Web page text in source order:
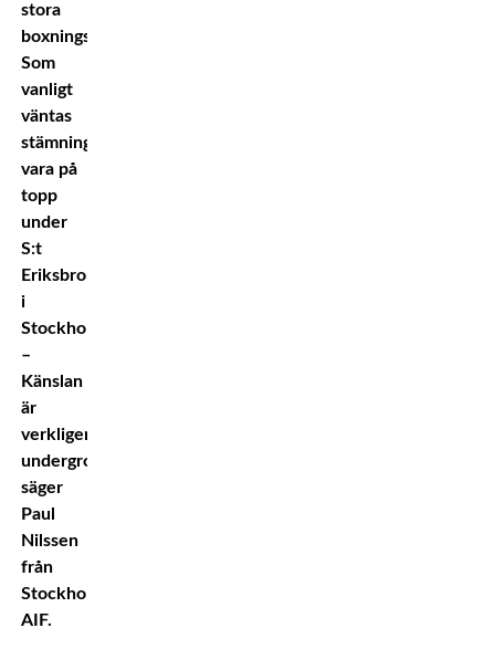
stora
boxningsfester.
Som
vanligt
väntas
stämningen
vara på
topp
under
S:t
Eriksbron
i
Stockholm.
–
Känslan
är
verkligen
underground,
säger
Paul
Nilssen
från
Stockholms
AIF.